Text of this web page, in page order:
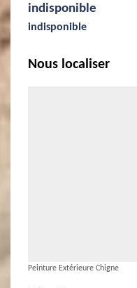
indisponible
indisponible
Nous localiser
Peinture Extérieure Chigne